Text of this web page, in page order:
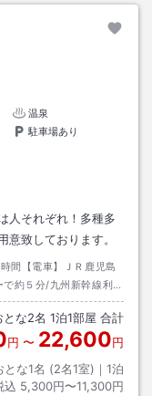
温泉
駐車場あり
人それぞれ！多種多
致しております。
間【電車】ＪＲ鹿児島
約５分/九州新幹線利用
道串木野Ｉ．Ｃより国
とな2名 1泊1部屋 合計
円 〜 22,600円
とな1名 (2名1室)｜ 1泊
込 5,300円〜11,300円